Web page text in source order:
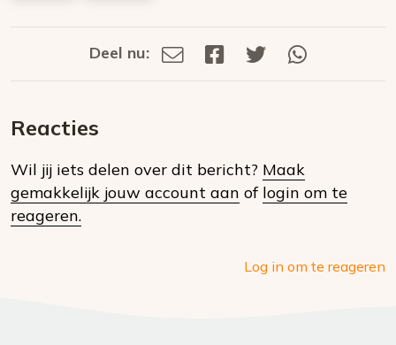
Deel
social
Deel nu:
Deel
Deel
Deel
Reacties
Wil jij iets delen over dit bericht? Maak
gemakkelijk jouw account aan of login om te
reageren.
Log in om te reageren